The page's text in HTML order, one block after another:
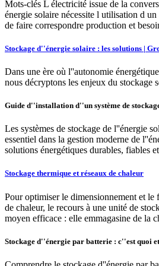
Mots-clés L électricité issue de la
énergie solaire nécessite l utilisation d
de faire correspondre production et
Stockage d''énergie solaire : les solutions |
Dans une ère où l''autonomie
nous décryptons les enjeux du stockage
Guide d''installation d''un système de
Les systèmes de stockage de l''énergie
essentiel dans la gestion moderne de
solutions énergétiques durables, fiables et
Stockage thermique et réseaux de chaleur
Pour optimiser le dimensionnement et le
de chaleur, le recours à une unité de
moyen efficace : elle emmagasine de la
Stockage d''énergie par batterie : c''est quoi